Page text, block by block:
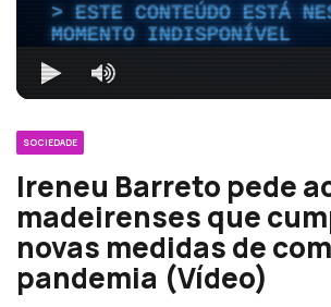
ESTE CONTEÚDO ESTÁ
MOMENTO INDISPONÍVEL
SOCIEDADE
Ireneu Barreto pede
madeirenses que
novas medidas de
pandemia (Vídeo)